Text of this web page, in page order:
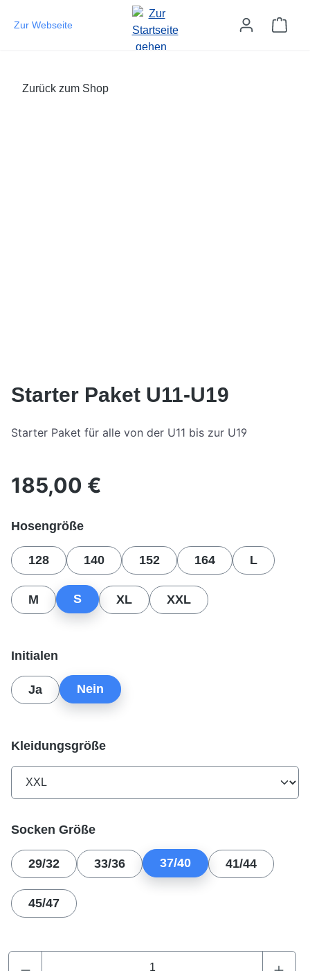
Zum Hauptinhalt springen
Zur Webseite
Zurück zum Shop
Starter Paket U11-U19
Starter Paket für alle von der U11 bis zur U19
Regulärer Preis:
185,00 €
Hosengrößeauswählen
128 140 152 164 L
M S XL XXL
Initialen
Ja Nein
Kleidungsgrößeauswählen
Socken Größeauswählen
29/32 33/36 37/40 41/44
45/47
Produkt Anzahl: Gib den gewünschten